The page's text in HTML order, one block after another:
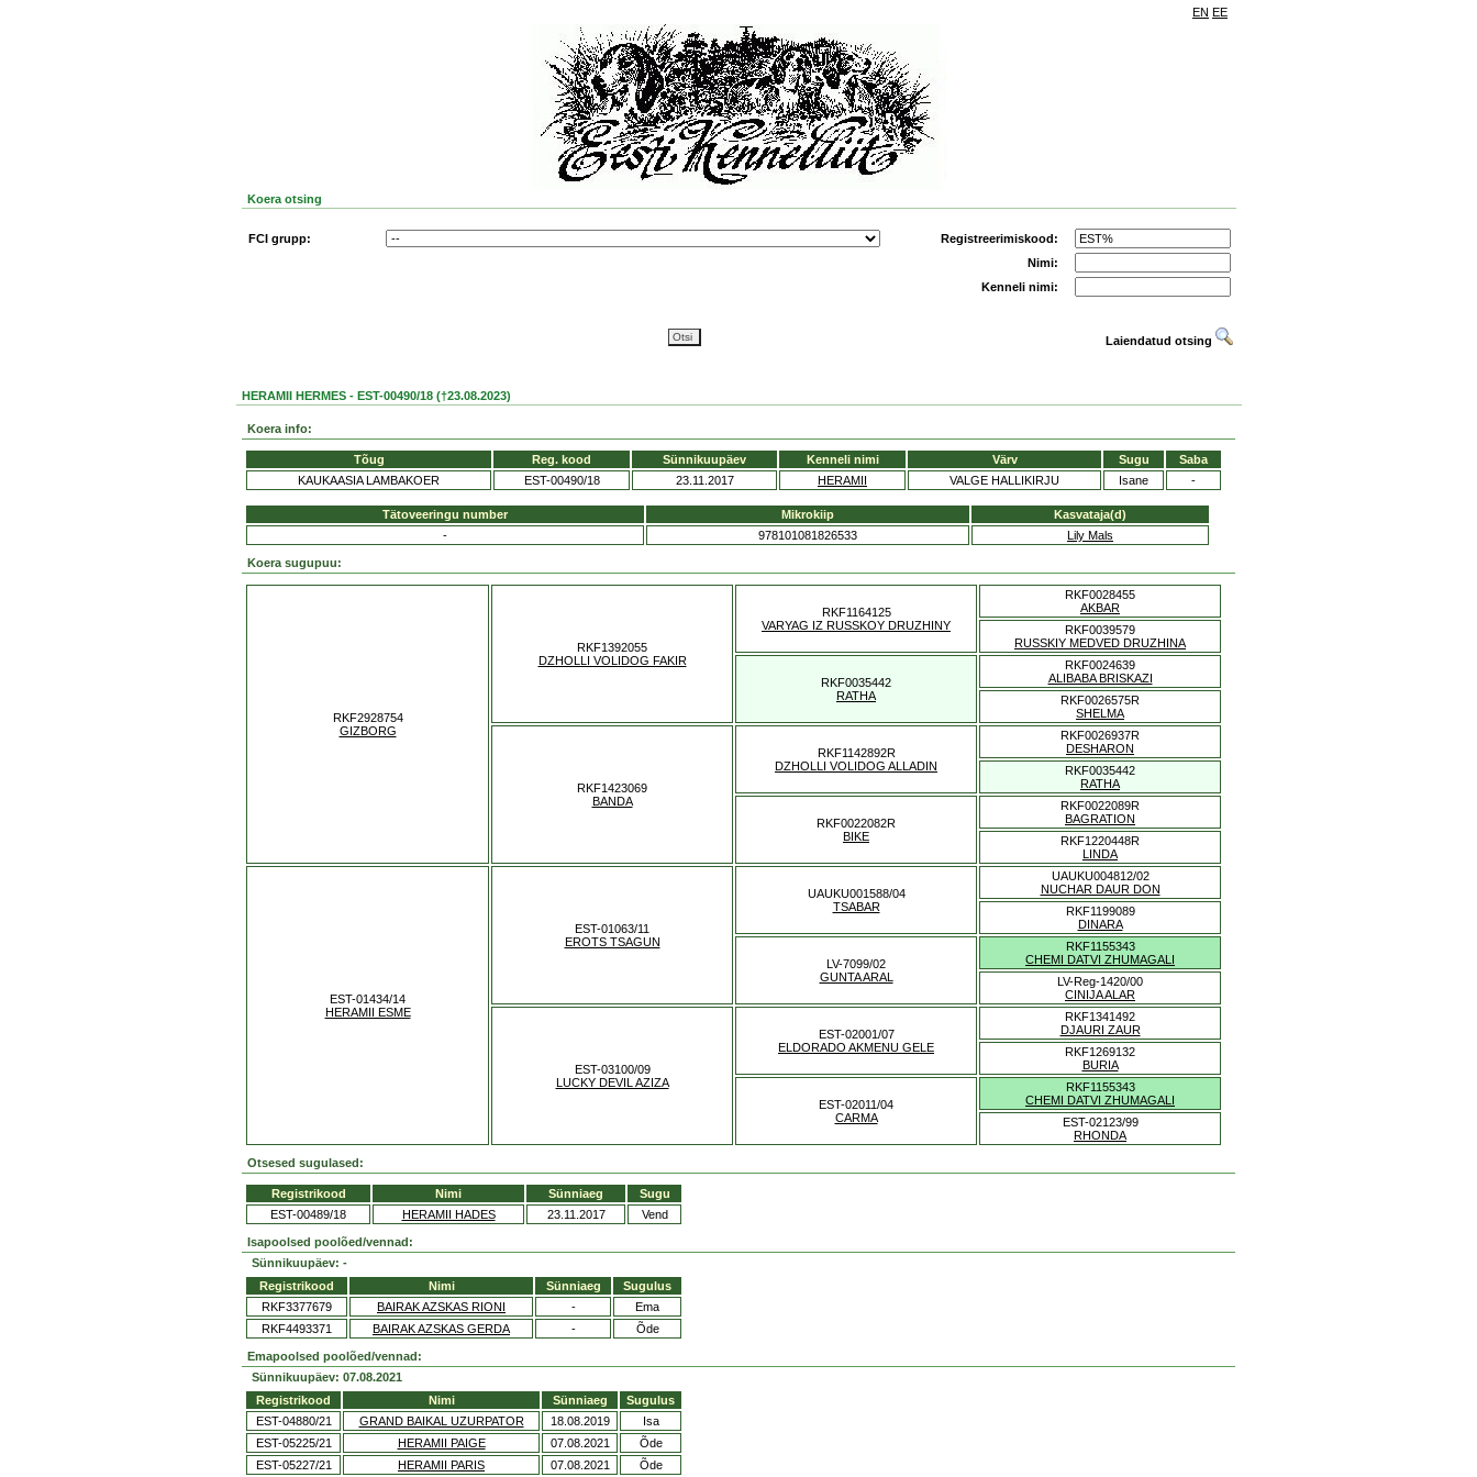
EN EE
Koera otsing
FCI grupp:
Registreerimiskood:
Nimi:
Kenneli nimi:
Laiendatud otsing
HERAMII HERMES - EST-00490/18 (†23.08.2023)
Koera info:
Tõug Reg. kood Sünnikuupäev Kenneli nimi Värv Sugu
Saba
KAUKAASIA LAMBAKOER
EST-00490/18 23.11.2017 HERAMII VALGE HALLIKIRJU Isane -
Tätoveeringu number Mikrokiip
Kasvataja(d)
-
978101081826533 Lily Mals
Koera sugupuu:
RKF2928754
GIZBORG
RKF1392055
DZHOLLI VOLIDOG FAKIR
RKF1164125
VARYAG IZ RUSSKOY DRUZHINY
RKF0028455
AKBAR
RKF0039579
RUSSKIY MEDVED DRUZHINA
RKF0035442
RATHA
RKF0024639
ALIBABA BRISKAZI
RKF0026575R
SHELMA
RKF1423069
BANDA
RKF1142892R
DZHOLLI VOLIDOG ALLADIN
RKF0026937R
DESHARON
RKF0035442
RATHA
RKF0022082R
BIKE
RKF0022089R
BAGRATION
RKF1220448R
LINDA
EST-01434/14
HERAMII ESME
EST-01063/11
EROTS TSAGUN
UAUKU001588/04
TSABAR
UAUKU004812/02
NUCHAR DAUR DON
RKF1199089
DINARA
LV-7099/02
GUNTA ARAL
RKF1155343
CHEMI DATVI ZHUMAGALI
LV-Reg-1420/00
CINIJA ALAR
EST-03100/09
LUCKY DEVIL AZIZA
EST-02001/07
ELDORADO AKMENU GELE
RKF1341492
DJAURI ZAUR
RKF1269132
BURIA
EST-02011/04
CARMA
RKF1155343
CHEMI DATVI ZHUMAGALI
EST-02123/99
RHONDA
Otsesed sugulased:
Registrikood Nimi Sünniaeg
Sugu
EST-00489/18
HERAMII HADES 23.11.2017 Vend
Isapoolsed poolõed/vennad:
Sünnikuupäev: -
Registrikood
Nimi Sünniaeg
Sugulus
RKF3377679
BAIRAK AZSKAS RIONI -
Ema
RKF4493371
BAIRAK AZSKAS GERDA - Õde
Emapoolsed poolõed/vennad:
Sünnikuupäev: 07.08.2021
Registrikood
Nimi Sünniaeg
Sugulus
EST-04880/21
GRAND BAIKAL UZURPATOR 18.08.2019
Isa
EST-05225/21
HERAMII PAIGE 07.08.2021
Õde
EST-05227/21
HERAMII PARIS 07.08.2021 Õde